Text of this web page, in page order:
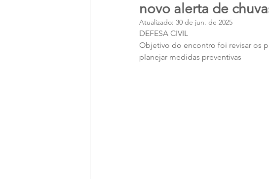
novo alerta de
Atualizado: 30 de jun. de 2025
DEFESA CIVIL
Objetivo do encontro foi revisar os
planejar medidas preventivas